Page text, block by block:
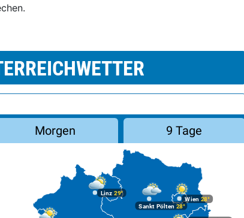
Morgen 9 Tage
Linz 29°
Wien 28°
Sankt Pölten 28°